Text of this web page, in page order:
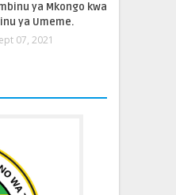
ya Mkongo kwa
ya Umeme.
07, 2021